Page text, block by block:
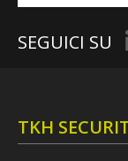
SEGUICI SU
TKH